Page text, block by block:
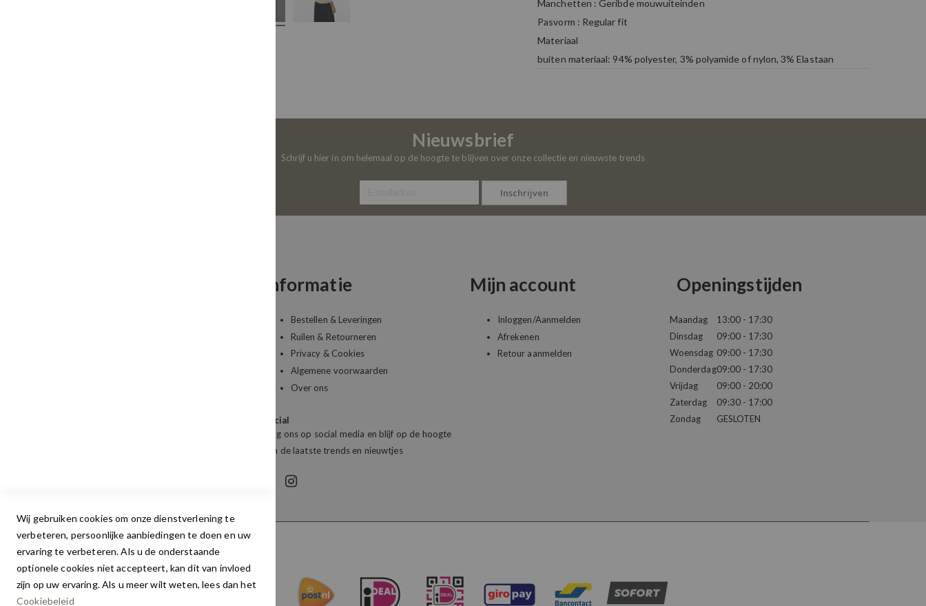
Manchetten : Geribde mouwuiteinden
Pasvorm : Regular fit
Materiaal
buiten materiaal: 94% polyester, 3% polyamide of nylon, 3% Elastaan
Nieuwsbrief
Schrijf u hier in om helemaal op de hoogte te blijven over onze collectie en nieuwste trends
Inschrijven
Informatie
Bestellen & Leveringen
Ruilen & Retourneren
Privacy & Cookies
Algemene voorwaarden
Over ons
Social
Volg ons op social media en blijf op de hoogte
van de laatste trends en nieuwtjes
Mijn account
Inloggen/Aanmelden
Afrekenen
Retour aanmelden
Openingstijden
Maandag
Dinsdag
Woensdag
Donderdag
Vrijdag
Zaterdag
Zondag
13:00 - 17:30
09:00 - 17:30
09:00 - 17:30
09:00 - 17:30
09:00 - 20:00
09:30 - 17:00
GESLOTEN
Wij gebruiken cookies om onze dienstverlening te
verbeteren, persoonlijke aanbiedingen te doen en uw
ervaring te verbeteren. Als u de onderstaande
optionele cookies niet accepteert, kan dit van invloed
zijn op uw ervaring. Als u meer wilt weten, lees dan het
Cookiebeleid